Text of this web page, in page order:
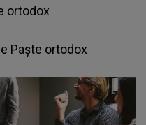
ortodox
Paște ortodox